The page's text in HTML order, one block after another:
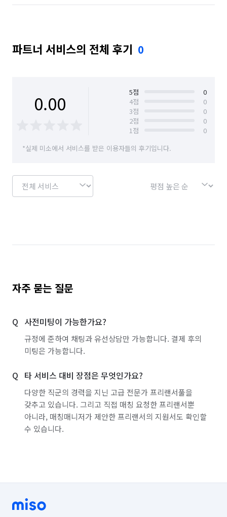
-30평 기준 3명 약 5시간반 전.후
전경력자 직원들로 구성되어 있으니 믿고 안심하셔도 됩니다.
-당일 검수 후 추후 A/S 불가
💲 베란다비확장
💲견적봣던 평수와 다른경우
💲인테리어 진행후 준공청소 안되어있는 경우
-가전제품 내부
-절대지워지지않는 곰팡이
충북 음성군 충북 제천시 충북 증평군
충북 청주시 서원구 충북 청주시 청원구
파트너 서비스의 전체 후기 0
0.00 5점
0
4점
0
3점
0
2점
0
1점
0
*실제 미소에서 서비스를 받은 이용자들의 후기입니다.
자주 묻는 질문
사전미팅이 가능한가요?
규정에 준하여 채팅과 유선상담만 가능합니다. 결제 후의
미팅은 가능합니다.
타 서비스 대비 장점은 무엇인가요?
다양한 직군의 경력을 지닌 고급 전문가 프리랜서풀을
갖추고 있습니다. 그리고 직접 매칭 요청한 프리랜서뿐
아니라, 매칭매니저가 제안한 프리랜서의 지원서도 확인할
수 있습니다.